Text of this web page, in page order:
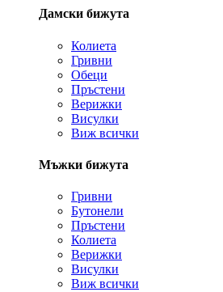
Дамски бижута
Колиета
Гривни
Обеци
Пръстени
Верижки
Висулки
Виж всички
Мъжки бижута
Гривни
Бутонели
Пръстени
Колиета
Верижки
Висулки
Виж всички